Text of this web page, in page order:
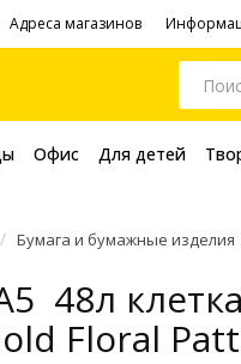
Адреса магазинов
Офис Для детей
Бумага и бумажные изделия
48л
Floral